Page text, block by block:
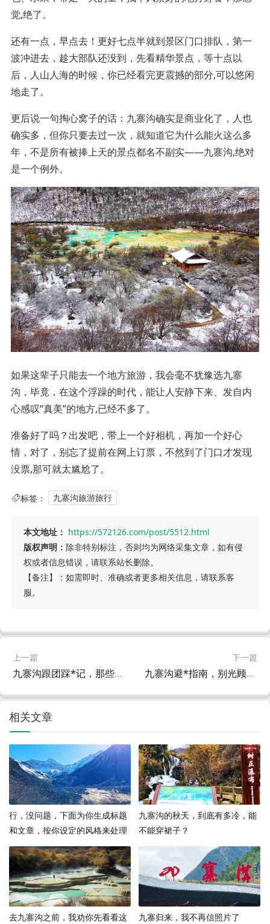
觉,绝了。
还有一点，早点去！更好七点半就到景区门口排队，第一
波冲进去，趁大部队还没到，先看精华景点，等十点以
后，人山人海的时候，你已经看完更震撼的部分,可以悠闲
地走了。
更后说一句掏心窝子的话：九寨沟确实是商业化了，人也
确实多，但你只要去过一次，就知道它为什么能火这么多
年，不是所有被捧上天的景点都名不副实——九寨沟,绝对
是一个例外。
如果这辈子只能去一个地方旅游，我会毫不犹豫选九寨
沟，毕竟，在这个浮躁的时代，能让人安静下来、发自内
心感叹“真美”的地方,已经不多了。
准备好了吗？出发吧，带上一个好相机，再加一个好心
情，对了，别忘了提前在网上订票，不然到了门口才发现
没票,那可就太尴尬了。
标签： 九寨沟旅游旅行
本文地址： https://572126.com/post/5512.html
版权声明： 除非特别标注，否则均为网络采集文章，如有侵
权或者信息错误，请联系站长删除。
【备注】：如需即时、准确或者更多相关信息，请联系客
服。
上一篇
九寨沟跟团踩*记，那些年我被强制的快乐
下一篇
九寨沟避*指南，别光顾着看水，这些*我替你踩过了
相关文章
行，没问题，下面为你生成标题
和文章，按你设定的风格来处理
九寨沟的秋天，到底有多冷，能
不能穿裙子？
去九寨沟之前，我劝你先看看这
九寨归来，我不再信照片了